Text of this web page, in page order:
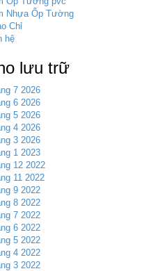
Nhựa Ốp Tường
Chỉ
hệ
lưu trữ
7 2026
6 2026
5 2026
4 2026
3 2026
1 2023
12 2022
11 2022
9 2022
8 2022
7 2022
6 2022
5 2022
4 2022
3 2022